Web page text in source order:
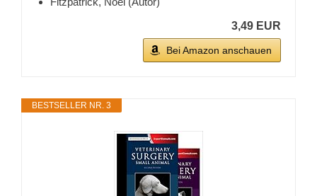
3,49 EUR
Bei Amazon anschauen
BESTSELLER NR. 3